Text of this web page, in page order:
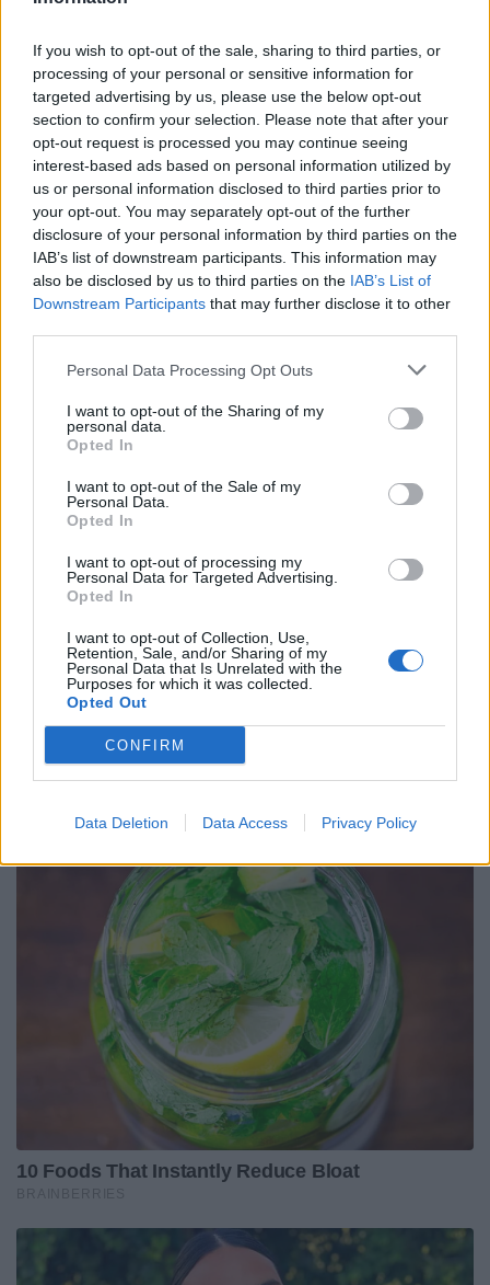
If you wish to opt-out of the sale, sharing to third parties, or
processing of your personal or sensitive information for
targeted advertising by us, please use the below opt-out
section to confirm your selection. Please note that after your
opt-out request is processed you may continue seeing
interest-based ads based on personal information utilized by
us or personal information disclosed to third parties prior to
your opt-out. You may separately opt-out of the further
disclosure of your personal information by third parties on the
IAB’s list of downstream participants. This information may
also be disclosed by us to third parties on the IAB’s List of
Downstream Participants that may further disclose it to other
Personal Data Processing Opt Outs
I want to opt-out of the Sharing of my
personal data.
Opted In
I want to opt-out of the Sale of my
Personal Data.
Opted In
I want to opt-out of processing my
Personal Data for Targeted Advertising.
Opted In
I want to opt-out of Collection, Use,
Retention, Sale, and/or Sharing of my
Personal Data that Is Unrelated with the
Purposes for which it was collected.
Opted Out
CONFIRM
Data Deletion Data Access Privacy Policy